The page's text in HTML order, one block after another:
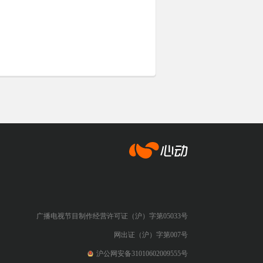
广播电视节目制作经营许可证（沪）字第05033号
网出证（沪）字第007号
沪公网安备31010602009555号
心动网络